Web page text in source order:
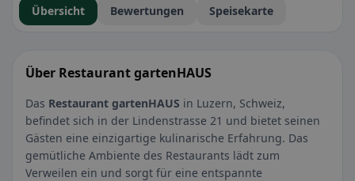
Übersicht Bewertungen Speisekarte
Über Restaurant gartenHAUS
Das Restaurant gartenHAUS in Luzern, Schweiz,
befindet sich in der Lindenstrasse 21 und bietet seinen
Gästen eine einzigartige kulinarische Erfahrung. Das
gemütliche Ambiente des Restaurants lädt zum
Verweilen ein und sorgt für eine entspannte